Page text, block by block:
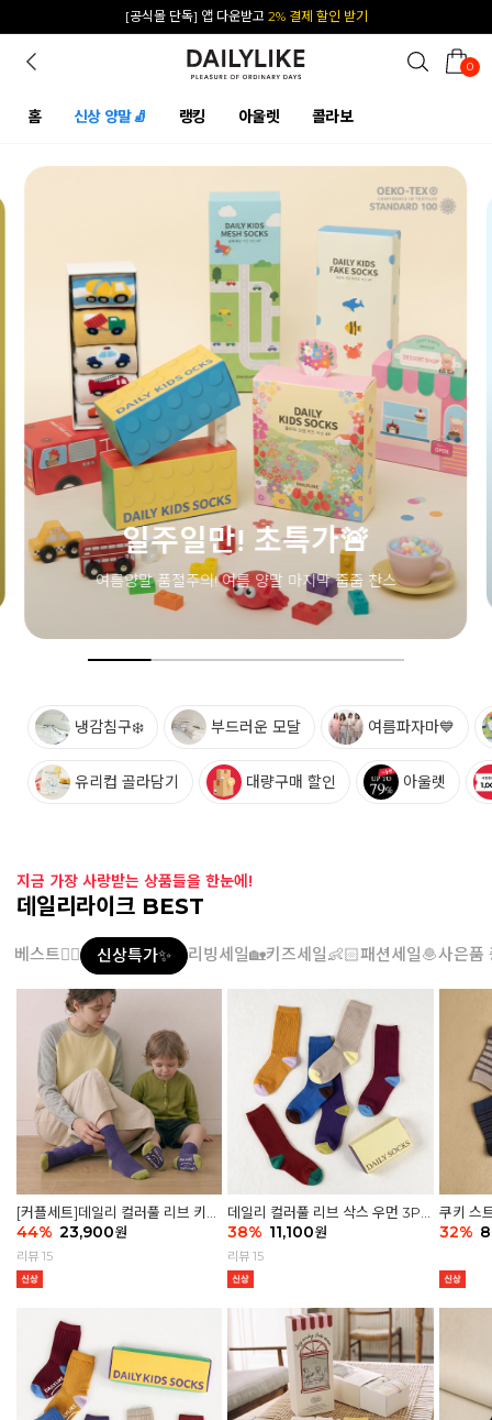
카카오 플친 추가하면1천원 즉시 할인 쿠폰
0
홈 신상 양말🧦 랭킹 아울렛 콜라보
냉감침구❄️ 부드러운 모달 여름파자마💙
유리컵 골라담기 대량구매 할인 아울렛
지금 가장 사랑받는 상품들을 한눈에!
데일리라이크 BEST
베스트👍🏻 신상특가✨ 리빙세일🏡키즈세일👶🏻패션세일🧆사은품
[커플세트]데일리 컬러풀 리브 키즈
6P & 우먼3P 삭스세트
44% 23,900원
리뷰 15
데일리 컬러풀 리브 삭스 우먼 3P
세트
38% 11,100원
리뷰 15
쿠키 스
32%